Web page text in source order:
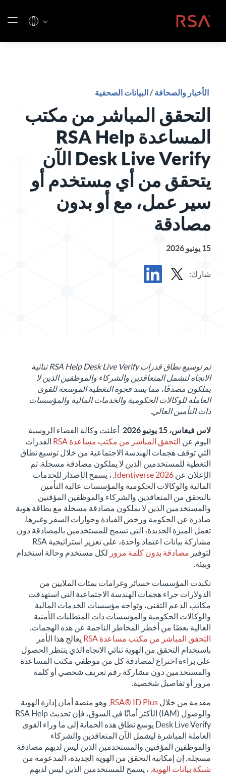
الصفحة الرئيسية
الأخبار والصحافة/ البيانات الصحفية
التحقق المباشر من مكتب
المساعدة RSA Help
Desk Live Verify الآن
يتحقق من أي مستخدم أو
سير عمل، مع أو بدون
مصادقة
15 يونيو 2026
شارك:
تم توسيع نطاق قدرات RSA Help Desk Live Verify ثنائية
الاتجاه لتشمل المتعاقدين والشركاء والموظفين الذين لا
يملكون مصدقًا، مما يسد فجوة التغطية الموسعة للقوى
العاملة للوكالات الحكومية والخدمات المالية والمؤسسات
ذات التأمين العالي.
لاس فيغاس، 15 يونيو 2026
-أعلنت وكالة الفضاء الروسية
اليوم عن التحقق المباشر من مكتب مساعدة RSA
القدرات
التي توقف هجمات الهندسة الاجتماعية من خلال توسيع نطاق
التغطية للمستخدمين الذين لا يملكون مصادقة مسجلة. تم
الإعلان عن Identiverse 2026 , ، يسمح الإصدار للخدمات
المالية والوكالات الحكومية والمؤسسات عالية التأمين
بالتحقق من المتعاقدين والشركاء والموظفين المؤقتين
والمستخدمين الذين لا يملكون مصادقة مسجلة مع بطاقة هوية
صادرة عن الحكومة ورخص القيادة وجوازات السفر وغيرها.
تعمل الميزة الجديدة، التي تسمح للمستخدمين بالمصادقة دون
مشاركة بيانات اعتماد واحدة، على تعزيز استراتيجية RSA
لتوفير مصادقة بدون كلمة مرور لكل مستخدم وحالة استخدام
وبيئة.
تكبدت المؤسسات خسائر وغرامات بمئات الملايين من
الدولارات جراء هجمات الهندسة الاجتماعية التي استهدفت
مكاتب الدعم التقني، وتواجه مؤسسات الخدمات المالية
والوكالات الحكومية والمؤسسات ذات المتطلبات الأمنية
العالية بعضًا من أخطر المخاطر الناجمة عن هذه الهجمات.
التحقق المباشر من مكتب مساعدة RSA
يعالج هذا الأمر
باستخدام التحقق من الهوية ثنائي الاتجاه الذي ينتظر الحصول
على براءة اختراع لمصادقة كل من موظفي مكتب المساعدة
والمستخدمين دون مشاركة رقم تعريف شخصي أو كلمة
مرور أو تفاصيل شخصية.
مقدمة من خلال RSA® ID Plus , وهو منصة أمان إدارة الهوية
والوصول (IAM) الأكثر أمانًا في السوق، فإن تحديث RSA Help
Desk Live Verify يوسع نطاق هذه الحماية إلى ما وراء القوى
العاملة المباشرة ليشمل الآن المتعاقدين والشركاء
والموظفين المؤقتين والمستخدمين الذين ليس لديهم مصادقة
مسجلة. إن إمكانية التحقق من الهوية الجديدة، المدعومة من
شبكة بيانات الهوية , ، يسمح للمستخدمين الذين ليس لديهم